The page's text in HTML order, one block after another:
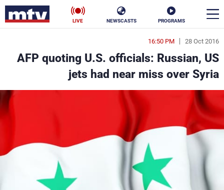
PROGRAMS
NEWSCASTS
LIVE
28 Oct 2016
16:50 PM
AFP quoting U.S. officials: Russian, US
jets had near miss over Syria
en
الأخبار
سياسة ناس
إقتصاد
منوعات رياضة
كأس العالم